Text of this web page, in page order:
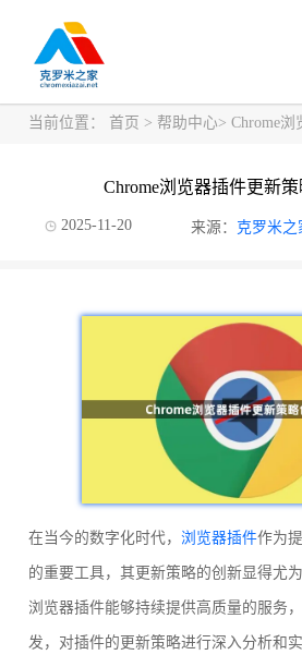
当前位置： 首页 > 帮助中心> Chrome浏览
Chrome浏览器插件更新
2025-11-20 来源： 克罗米之
在当今的数字化时代， 浏览器插件作为
的重要工具，其更新策略的创新显得尤
浏览器插件能够持续提供高质量的服务
发，对插件的更新策略进行深入分析和实